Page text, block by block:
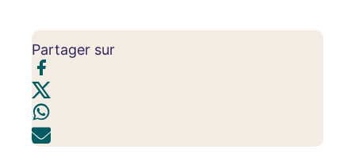
Partager sur